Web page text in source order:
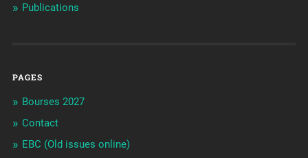
Publications
PAGES
Bourses 2027
Contact
EBC (Old issues online)